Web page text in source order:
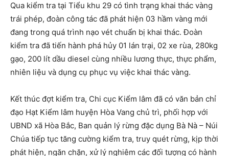
Qua kiểm tra tại Tiểu khu 29 có tình trạng khai thác vàng
trái phép, đoàn công tác đã phát hiện 03 hầm vàng mới
đang trong quá trình nạo vét chuẩn bị khai thác. Đoàn
kiểm tra đã tiến hành phá hủy 01 lán trại, 02 xe rùa, 280kg
gạo, 200 lít dầu diesel cùng nhiều lương thực, thực phẩm,
nhiên liệu và dụng cụ phục vụ việc khai thác vàng.
Kết thúc đợt kiểm tra, Chi cục Kiểm lâm đã có văn bản chỉ
đạo Hạt Kiểm lâm huyện Hòa Vang chủ trì, phối hợp với
UBND xã Hòa Bắc, Ban quản lý rừng đặc dụng Bà Nà – Núi
Chúa tiếp tục tăng cường kiểm tra, truy quét rừng, kịp thời
phát hiện, ngăn chặn, xử lý nghiêm các đối tượng có hành